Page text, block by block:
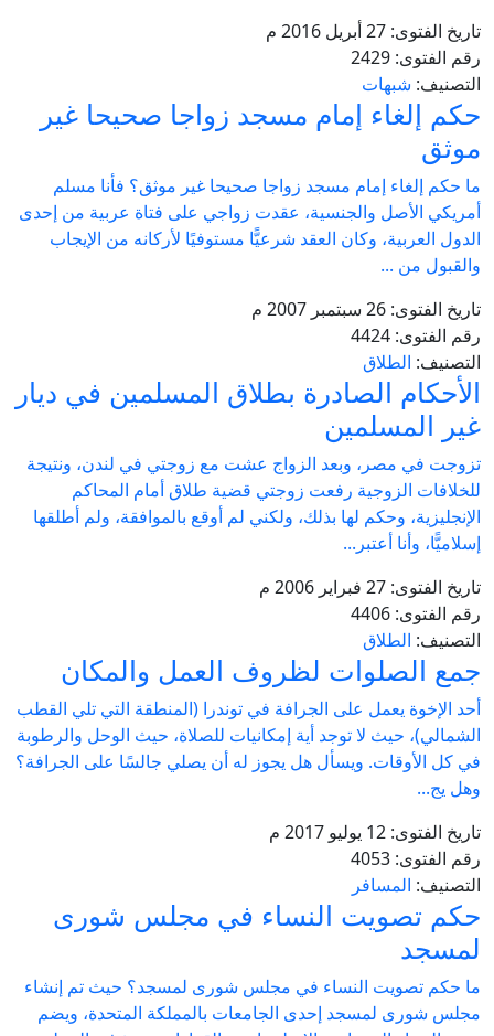
تاريخ الفتوى:
رقم الفتوى:
التصنيف: شبهات
حكم إلغاء إمام مسجد زواجا صحيحا غير
موثق
ما حكم إلغاء إمام مسجد زواجا صحيحا غير موثق؟ فأنا مسلم
أمريكي الأصل والجنسية، عقدت زواجي على فتاة عربية من إحدى
الدول العربية، وكان العقد شرعيًّا مستوفيًا لأركانه من الإيجاب
والقبول من ...
تاريخ الفتوى:
رقم الفتوى:
التصنيف: الطلاق
الأحكام الصادرة بطلاق المسلمين في ديار
غير المسلمين
تزوجت في مصر، وبعد الزواج عشت مع زوجتي في لندن، ونتيجة
للخلافات الزوجية رفعت زوجتي قضية طلاق أمام المحاكم
الإنجليزية، وحكم لها بذلك، ولكني لم أوقع بالموافقة، ولم أطلقها
إسلاميًّا، وأنا أعتبر...
تاريخ الفتوى:
رقم الفتوى:
التصنيف: الطلاق
جمع الصلوات لظروف العمل والمكان
أحد الإخوة يعمل على الجرافة في توندرا (المنطقة التي تلي القطب
الشمالي)، حيث لا توجد أية إمكانيات للصلاة، حيث الوحل والرطوبة
في كل الأوقات. ويسأل هل يجوز له أن يصلي جالسًا على الجرافة؟
وهل يج...
تاريخ الفتوى:
رقم الفتوى:
التصنيف: المسافر
حكم تصويت النساء في مجلس شورى
لمسجد
ما حكم تصويت النساء في مجلس شورى لمسجد؟ حيث تم إنشاء
مجلس شورى لمسجد إحدى الجامعات بالمملكة المتحدة، ويضم